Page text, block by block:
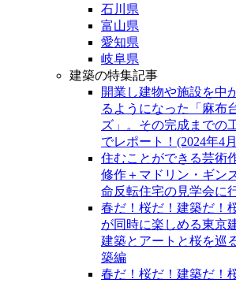
石川県
富山県
愛知県
岐阜県
建築の特集記事
開業し建物や施設を中
るようになった「麻布
ズ」。その完成までの
でレポート！(2024年4
住むことができる芸術
修作＋マドリン・ギン
命反転住宅の見学会に
春だ！桜だ！建築だ！
が同時に楽しめる東京
建築とアートと桜を巡
築編
春だ！桜だ！建築だ！